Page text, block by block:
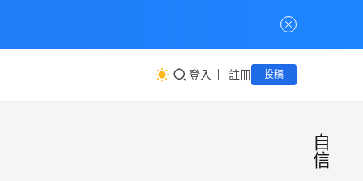
登入 註冊 投稿
自
信